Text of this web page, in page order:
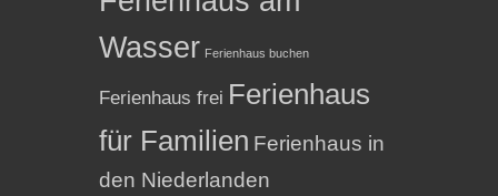
Wasser Ferienhaus buchen
Ferienhaus frei Ferienhaus
für Familien Ferienhaus in
den Niederlanden